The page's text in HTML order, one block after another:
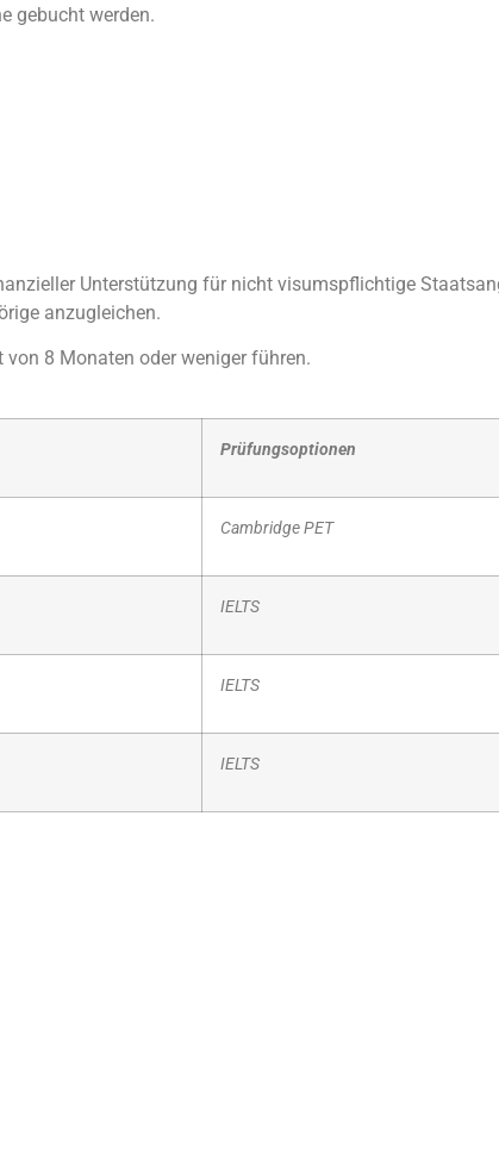
gebucht werden.
Unterstützung für nicht visumspflichtige
anzugleichen.
8 Monaten oder weniger führen.
Prüfungsoptionen
Cambridge PET
IELTS
IELTS
IELTS